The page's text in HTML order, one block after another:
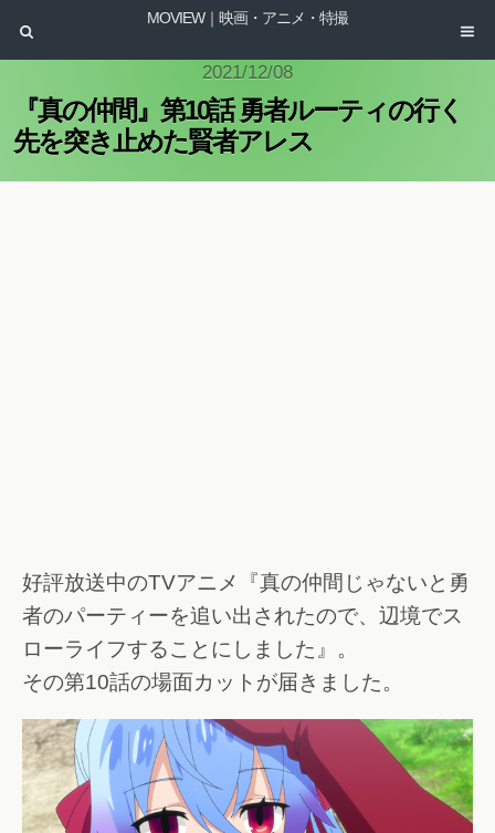
MOVIEW｜映画・アニメ・特撮
2021/12/08
『真の仲間』第10話 勇者ルーティの行く
先を突き止めた賢者アレス
好評放送中のTVアニメ『真の仲間じゃないと勇
者のパーティーを追い出されたので、辺境でス
ローライフすることにしました』。
その第10話の場面カットが届きました。